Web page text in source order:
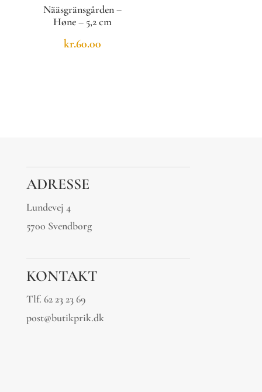
Nääsgränsgården –
Høne – 5,2 cm
kr.60.00
ADRESSE
Lundevej 4
5700 Svendborg
KONTAKT
Tlf. 62 23 23 69
post@butikprik.dk